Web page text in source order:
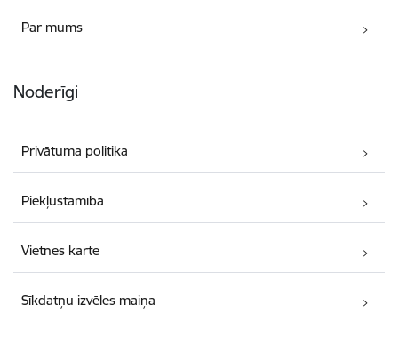
Par mums
Noderīgi
Privātuma politika
Piekļūstamība
Vietnes karte
Sīkdatņu izvēles maiņa